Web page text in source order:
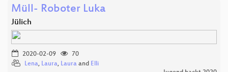
Müll- Roboter Luka
Jülich
2020-02-09
70
Lena, Laura, Laura and Elli